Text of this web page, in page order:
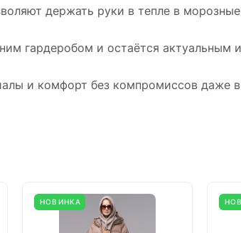
держать руки в тепле в
гардеробом и остаётся актуальным
и комфорт без компромиссов даже
НОВИНКА